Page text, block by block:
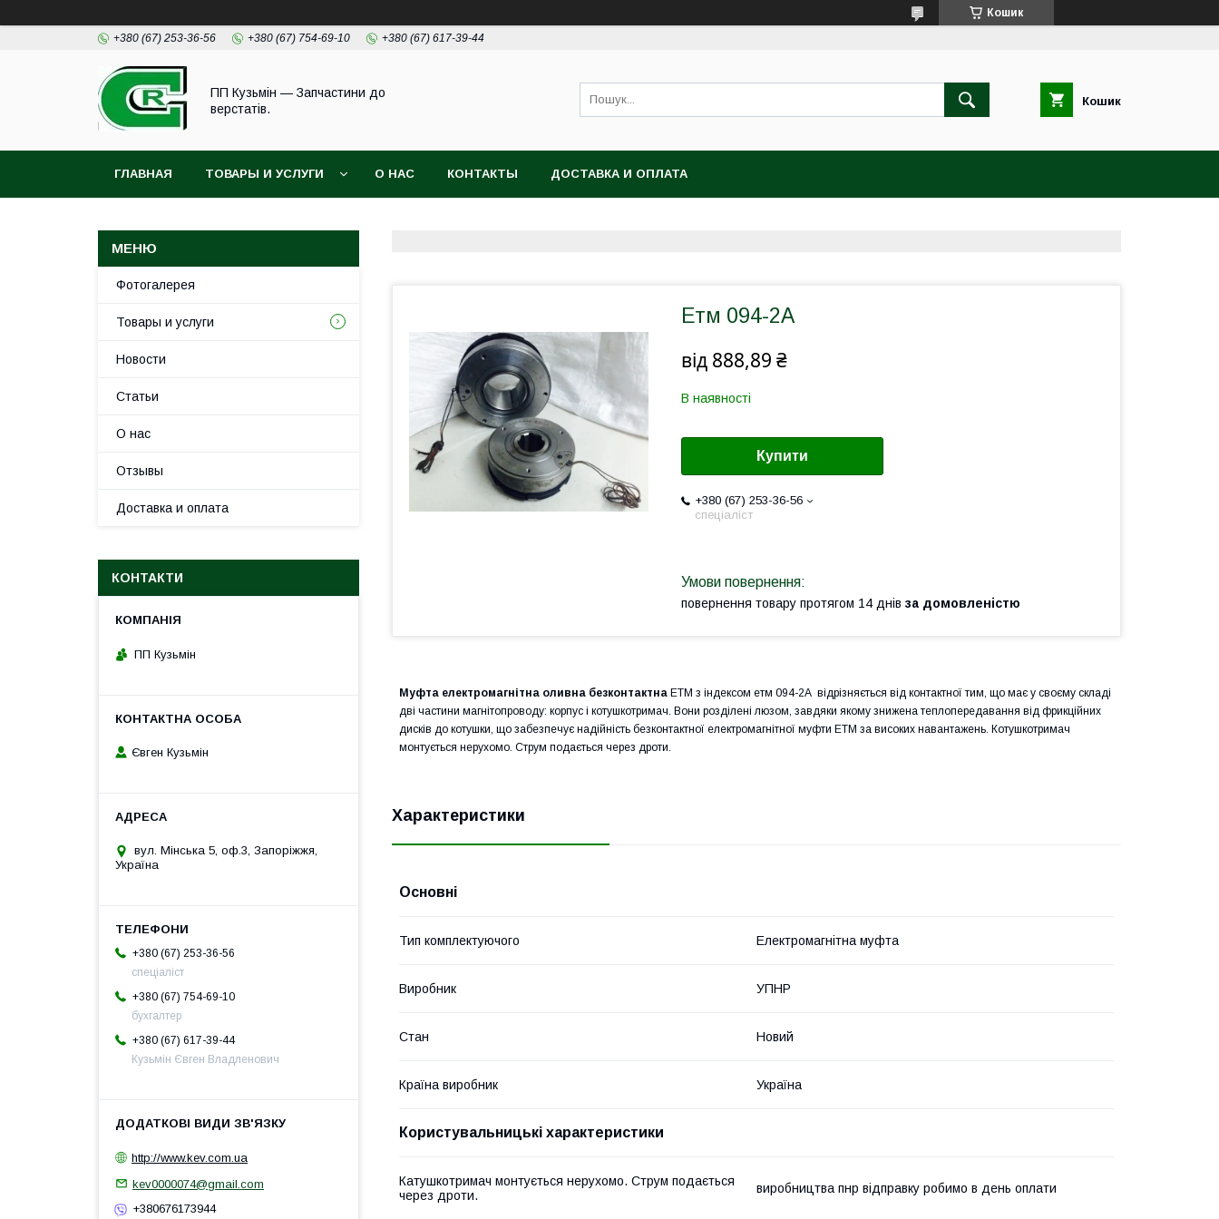
Кошик
+380 (67) 253-36-56 +380 (67) 754-69-10 +380 (67) 617-39-44
ПП Кузьмін — Запчастини до
верстатів.
Кошик
ГЛАВНАЯ ТОВАРЫ И УСЛУГИ О НАС КОНТАКТЫ ДОСТАВКА И ОПЛАТА
Етм 094-2А
від 888,89 ₴
В наявності
Купити
+380 (67) 253-36-56
спеціаліст
повернення товару протягом 14 днів за домовленістю
Муфта електромагнітна оливна безконтактна ЕТМ з індексом етм 094-2А відрізняється від контактної тим, що має у своєму складі
дві частини магнітопроводу: корпус і котушкотримач. Вони розділені люзом, завдяки якому знижена теплопередавання від фрикційних
дисків до котушки, що забезпечує надійність безконтактної електромагнітної муфти ЕТМ за високих навантажень. Котушкотримач
монтується нерухомо. Струм подається через дроти.
Характеристики
Основні
Тип комплектуючого Електромагнітна муфта
Виробник УПНР
Стан Новий
Країна виробник Україна
Користувальницькі характеристики
Катушкотримач монтується нерухомо. Струм подається
через дроти.
виробництва пнр відправку робимо в день оплати
Фотогалерея
Товары и услуги
Новости
Статьи
О нас
Отзывы
Доставка и оплата
КОНТАКТИ
ПП Кузьмін
Євген Кузьмін
вул. Мінська 5, оф.3, Запоріжжя,
Україна
+380 (67) 253-36-56
спеціаліст
+380 (67) 754-69-10
бухгалтер
+380 (67) 617-39-44
Кузьмін Євген Владленович
http://www.kev.com.ua
kev0000074@gmail.com
+380676173944